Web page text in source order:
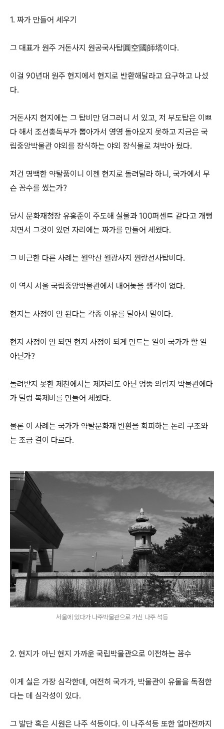
1. 짜가 만들어 세우기
그 대표가 원주 거돈사지 원공국사탑圓空國師塔이다.
이걸 90년대 원주 현지에서 현지로 반환해달라고 요구하고 나섰
다.
거돈사지 현지에는 그 탑비만 덩그러니 서 있고, 저 부도탑은 이쁘
다 해서 조선총독부가 뽑아가서 영영 돌아오지 못하고 지금은 국
립중앙박물관 야외를 장식하는 야외 장식물로 쳐박아 뒀다.
저건 명백한 약탈품이니 이젠 현지로 돌려달라 하니, 국가에서 무
슨 꼼수를 썼는가?
당시 문화재청장 유홍준이 주도해 실물과 100퍼센트 같다고 개뻥
치면서 그것이 있던 자리에는 짜가를 만들어 세웠다.
그 비근한 다른 사례는 월악산 월광사지 원랑선사탑비다.
이 역시 서울 국립중앙박물관에서 내어놓을 생각이 없다.
현지는 사정이 안 된다는 각종 이유를 달아서 말이다.
현지 사정이 안 되면 현지 사정이 되게 만드는 일이 국가가 할 일
아닌가?
돌려받지 못한 제천에서는 제자리도 아닌 엉뚱 의림지 박물관에다
가 덜렁 복제비를 만들어 세웠다.
물론 이 사례는 국가가 약탈문화재 반환을 회피하는 논리 구조와
는 조금 결이 다르다.
서울에 있다가 나주박물관으로 가신 나주 석등
2. 현지가 아닌 현지 가까운 국립박물관으로 이전하는 꼼수
이게 실은 가장 심각한데, 여전히 국가가, 박물관이 유물을 독점한
다는 데 심각성이 있다.
그 발단 혹은 시원은 나주 석등이다. 이 나주석등 또한 얼마전까지